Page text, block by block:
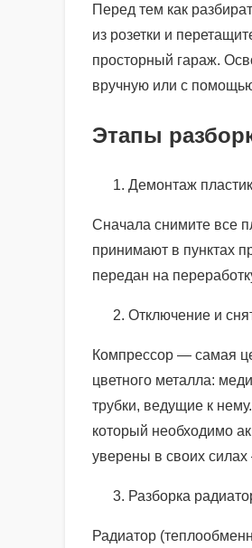
Перед тем как
из розетки и
просторный гараж.
вручную или с
Этапы
Демонтаж
Сначала снимите все
принимают в пунктах
передан на
Отключение и
Компрессор — самая
цветного металла:
трубки, ведущие к
который необходимо
уверены в своих силах
Разборка
Радиатор